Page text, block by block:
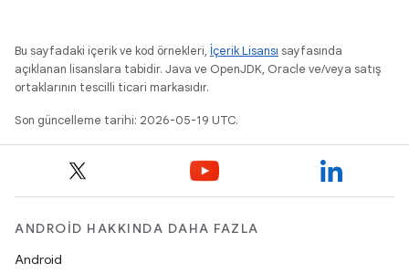
Bu sayfadaki içerik ve kod örnekleri, İçerik Lisansı sayfasında
açıklanan lisanslara tabidir. Java ve OpenJDK, Oracle ve/veya satış
ortaklarının tescilli ticari markasıdır.
Son güncelleme tarihi: 2026-05-19 UTC.
ANDROID HAKKINDA DAHA FAZLA
Android